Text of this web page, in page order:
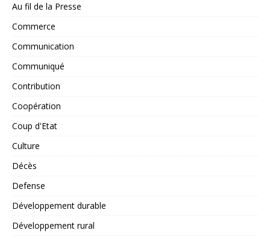
Au fil de la Presse
Commerce
Communication
Communiqué
Contribution
Coopération
Coup d'Etat
Culture
Décès
Defense
Développement durable
Développement rural